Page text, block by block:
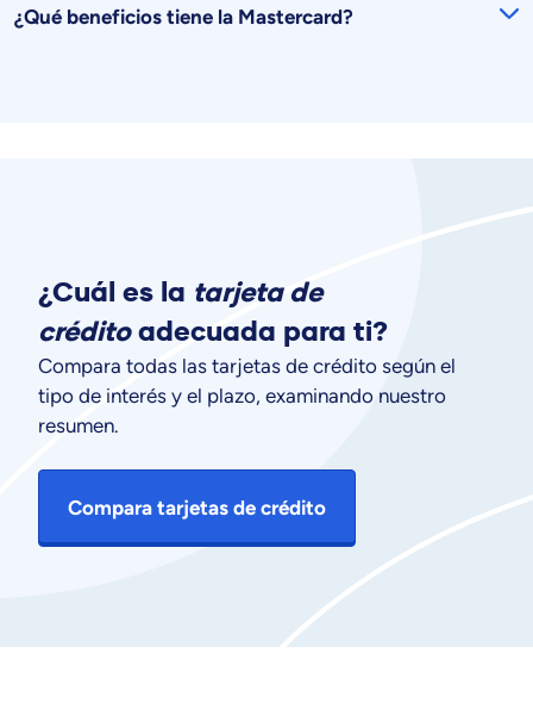
¿Qué beneficios tiene la Mastercard?
¿Cuál es la tarjeta de
créditoadecuada para ti?
Compara todas las tarjetas de crédito según el
tipo de interés y el plazo, examinando nuestro
resumen.
Compara tarjetas de crédito